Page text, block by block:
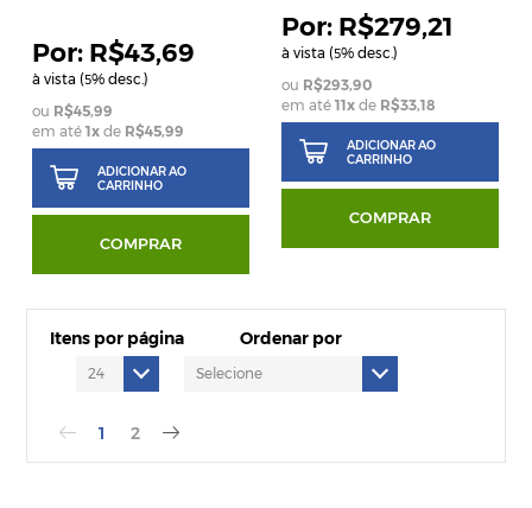
R$43,69
à vista (5% desc.)
R$45,99
em até1x de R$45,99
ADICIONAR AO
CARRINHO
COMPRAR
R$279,21
à vista (5% desc.)
R$293,90
em até 11xde R$33,18
ADICIONAR AO
CARRINHO
COMPRAR
Itens por página Ordenar por
1 2